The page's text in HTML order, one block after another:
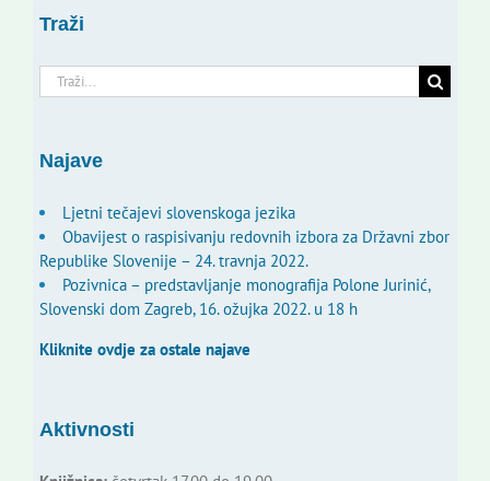
Traži
Traži...
Najave
Ljetni tečajevi slovenskoga jezika
Obavijest o raspisivanju redovnih izbora za Državni zbor
Republike Slovenije – 24. travnja 2022.
Pozivnica – predstavljanje monografija Polone Jurinić,
Slovenski dom Zagreb, 16. ožujka 2022. u 18 h
Kliknite ovdje za ostale najave
Aktivnosti